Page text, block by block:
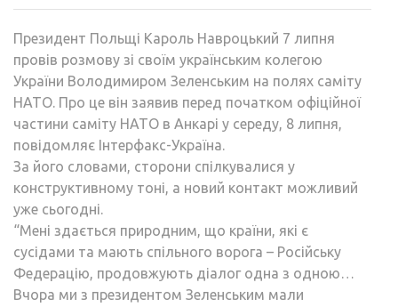
Президент Польщі Кароль Навроцький 7 липня
провів розмову зі своїм українським колегою
України Володимиром Зеленським на полях саміту
НАТО. Про це він заявив перед початком офіційної
частини саміту НАТО в Анкарі у середу, 8 липня,
повідомляє Інтерфакс-Україна.
За його словами, сторони спілкувалися у
конструктивному тоні, а новий контакт можливий
уже сьогодні.
“Мені здається природним, що країни, які є
сусідами та мають спільного ворога – Російську
Федерацію, продовжують діалог одна з одною…
Вчора ми з президентом Зеленським мали